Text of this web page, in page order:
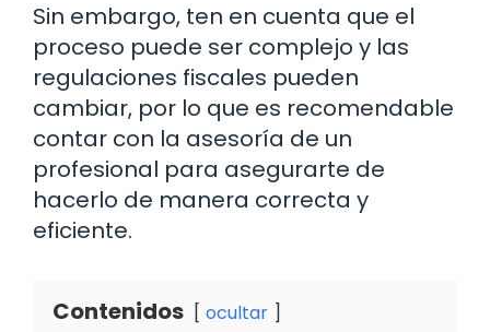
Sin embargo, ten en cuenta que el
proceso puede ser complejo y las
regulaciones fiscales pueden
cambiar, por lo que es recomendable
contar con la asesoría de un
profesional para asegurarte de
hacerlo de manera correcta y
eficiente.
Contenidos ocultar